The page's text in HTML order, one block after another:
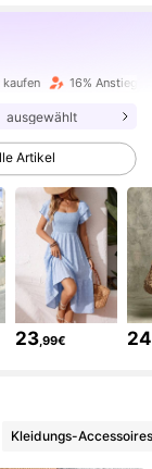
kaufen 16% Anstieg
ausgewählt
Artikel
23,99€ 24
Kleidungs-Accessoires